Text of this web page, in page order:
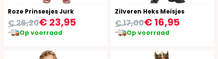
Roze Prinsesjes Jurk
€ 23,95
€ 26,20
Op voorraad
Zilveren Heks Meisjes
€ 16,95
€ 17,00
Op voorraad